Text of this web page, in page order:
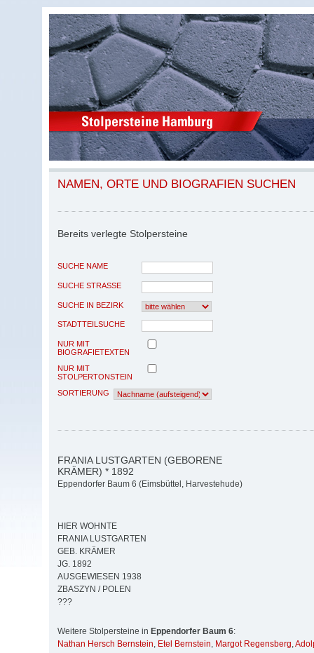
NAMEN, ORTE UND BIOGRAFIEN SUCHEN
Bereits verlegte Stolpersteine
SUCHE NAME
SUCHE STRASSE
SUCHE IN BEZIRK
STADTTEILSUCHE
NUR MIT
BIOGRAFIETEXTEN
NUR MIT
STOLPERTONSTEIN
SORTIERUNG
FRANIA LUSTGARTEN (GEBORENE
KRÄMER) * 1892
Eppendorfer Baum 6 (Eimsbüttel, Harvestehude)
HIER WOHNTE
FRANIA LUSTGARTEN
GEB. KRÄMER
JG. 1892
AUSGEWIESEN 1938
ZBASZYN / POLEN
???
Weitere Stolpersteine in Eppendorfer Baum 6:
Nathan Hersch Bernstein, Etel Bernstein, Margot Regensberg,